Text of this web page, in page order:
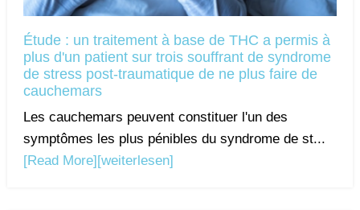
Étude : un traitement à base de THC a permis à
plus d'un patient sur trois souffrant de syndrome
de stress post-traumatique de ne plus faire de
cauchemars
Les cauchemars peuvent constituer l'un des
symptômes les plus pénibles du syndrome de st...
[Read More] [weiterlesen]